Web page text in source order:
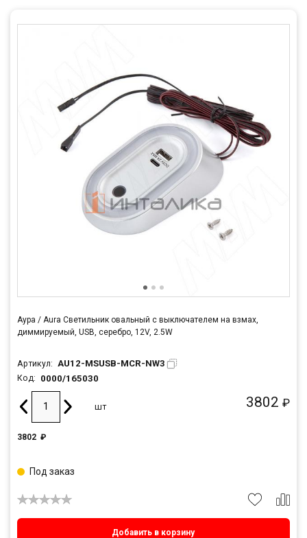
Аура / Aura Светильник овальный с выключателем на взмах,
диммируемый, USB, серебро, 12V, 2.5W
Артикул: AU12-MSUSB-MCR-NW3
Код: 0000/165030
3802 ₽
шт
3802 ₽
Добавить в корзину
Под заказ